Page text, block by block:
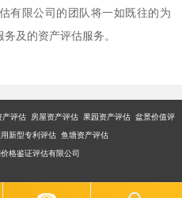
有限公司的团队将一如既往的为
及的资产评估服务。
评估 房屋资产评估 果园资产评估 盆景价值评
新型专利评估 鱼塘资产评估
格鉴证评估有限公司